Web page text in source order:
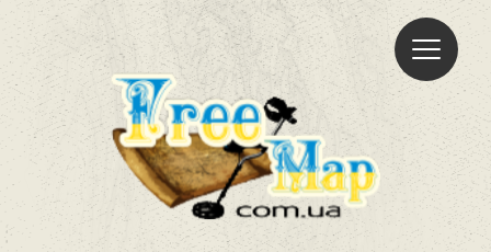
Freemap